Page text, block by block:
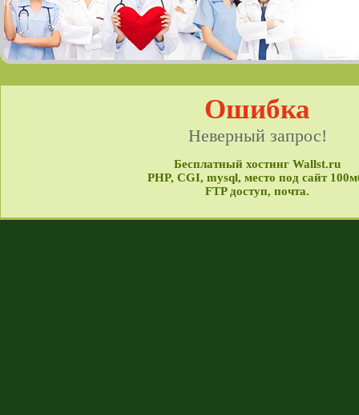
Ошибка
Неверный запрос!
Бесплатный хостинг Wallst.ru
PHP, CGI, mysql, место под сайт
FTP доступ, почта.